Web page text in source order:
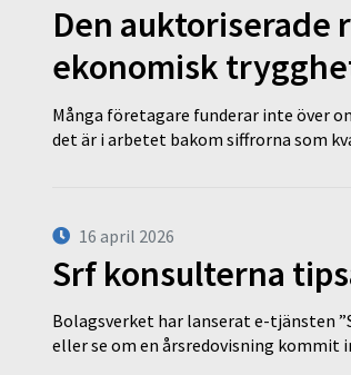
Den auktoriserade
ekonomisk
Många företagare funderar inte över
det är i arbetet bakom siffrorna som
16 april 2026
Srf konsulterna
Bolagsverket har lanserat e-tjänsten
eller se om en årsredovisning kommit